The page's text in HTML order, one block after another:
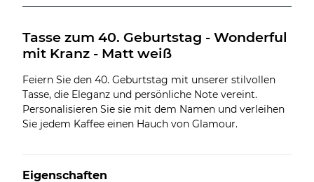
Tasse zum 40. Geburtstag - Wonderful
mit Kranz - Matt weiß
Feiern Sie den 40. Geburtstag mit unserer stilvollen
Tasse, die Eleganz und persönliche Note vereint.
Personalisieren Sie sie mit dem Namen und verleihen
Sie jedem Kaffee einen Hauch von Glamour.
Eigenschaften